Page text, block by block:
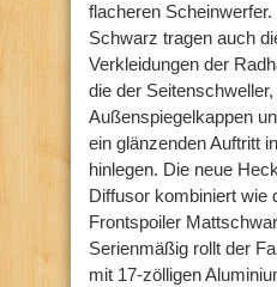
flacheren
Schwarz tragen auch
Verkleidungen der
die der
Außenspiegelkappen
ein glänzenden Auftritt
hinlegen. Die neue
Diffusor kombiniert wie
Frontspoiler
Serienmäßig rollt der
mit 17-zölligen